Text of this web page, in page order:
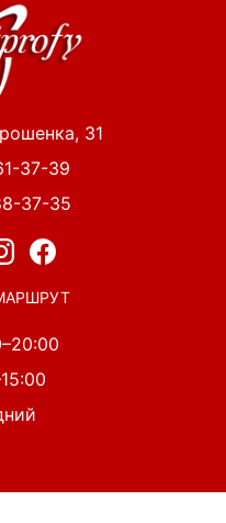
31
37-39
37-35